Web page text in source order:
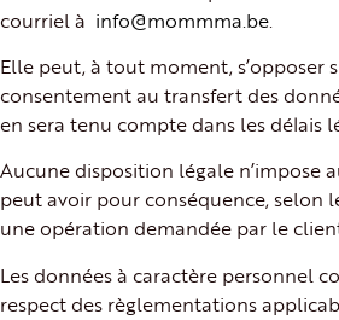
courriel à info@mommma.be.
Elle peut, à tout moment,
consentement au transfert des
en sera tenu compte dans les délais
Aucune disposition légale n’impose
peut avoir pour conséquence, selon
une opération demandée par le
Les données à caractère personnel
respect des règlementations